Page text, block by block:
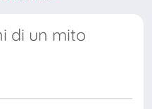
di un mito